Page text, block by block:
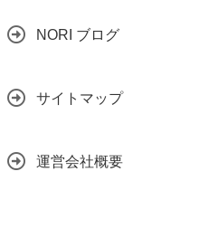
NORI ブログ
サイトマップ
運営会社概要